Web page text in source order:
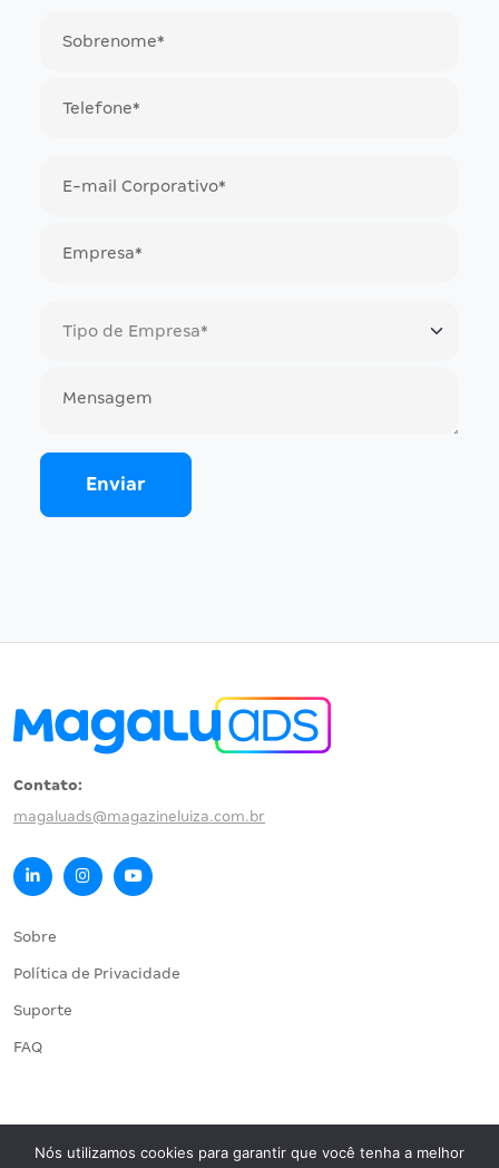
Contato:
magaluads@magazineluiza.com.br
Sobre
Política de Privacidade
Suporte
FAQ
Nós utilizamos cookies para garantir que você tenha a melhor